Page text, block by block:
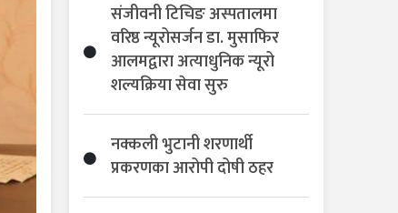
संजीवनी टिचिङ अस्पतालमा
वरिष्ठ न्यूरोसर्जन डा. मुसाफिर
आलमद्वारा अत्याधुनिक न्यूरो
शल्यक्रिया सेवा सुरु
नक्कली भुटानी शरणार्थी
प्रकरणका आरोपी दोषी ठहर